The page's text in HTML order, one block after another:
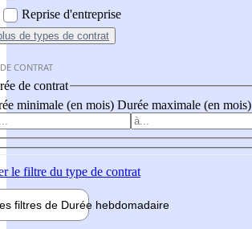
Reprise d'entreprise
de types de contrat
CONTRAT
de contrat
minimale (en mois) Durée maximale (en mois)
le filtre du type de contrat
filtres de Durée hebdomadaire